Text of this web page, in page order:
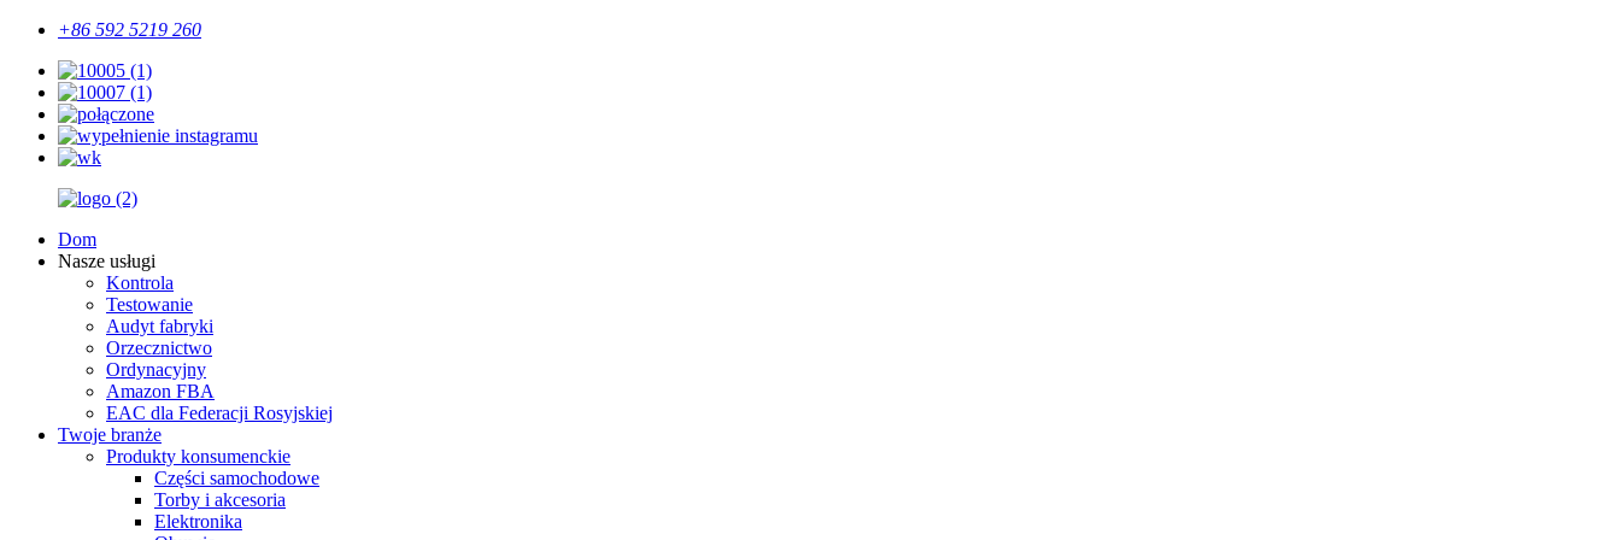
+86 592 5219 260
Dom
Nasze usługi
Kontrola
Testowanie
Audyt fabryki
Orzecznictwo
Ordynacyjny
Amazon FBA
EAC dla Federacji Rosyjskiej
Twoje branże
Produkty konsumenckie
Części samochodowe
Torby i akcesoria
Elektronika